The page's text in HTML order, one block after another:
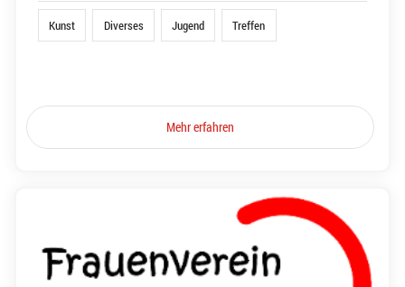
Kunst Diverses Jugend Treffen
Mehr erfahren